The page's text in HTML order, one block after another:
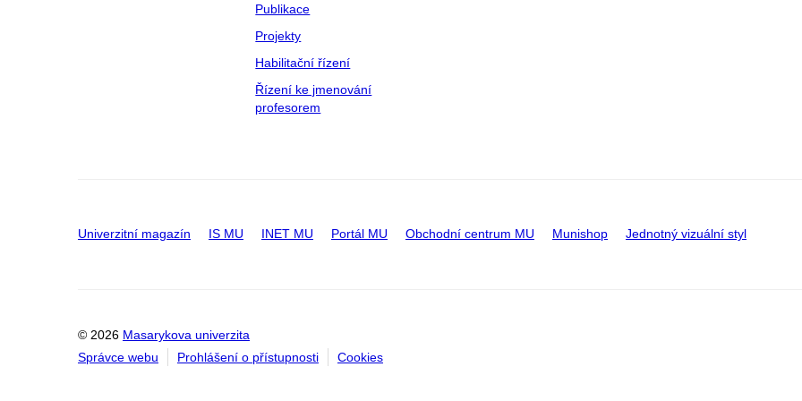
Publikace
Projekty
Habilitační řízení
Řízení ke jmenování
profesorem
Univerzitní magazín IS MU INET MU Portál MU Obchodní centrum MU Munishop Jednotný vizuální styl
© 2026 Masarykova univerzita
Správce webu
Prohlášení o přístupnosti Cookies